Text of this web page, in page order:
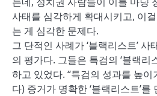
사태를 심각하게 확대시키고, 이
는 게 심각한 문제다.
그 단적인 사례가 ‘블랙리스트’
의 평가다. 그들은 특검의 ‘블랙리
하고 있었다. “특검의 성과를 높
다) 증거가 명확한 ‘블랙리스트’